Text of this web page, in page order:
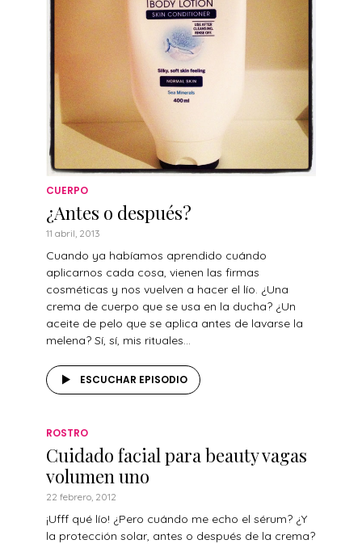
CUERPO
¿Antes o después?
11 abril, 2013
Cuando ya habíamos aprendido cuándo
aplicarnos cada cosa, vienen las firmas
cosméticas y nos vuelven a hacer el lío. ¿Una
crema de cuerpo que se usa en la ducha? ¿Un
aceite de pelo que se aplica antes de lavarse la
melena? Sí, sí, mis rituales...
ESCUCHAR EPISODIO
ROSTRO
Cuidado facial para beauty vagas
volumen uno
22 febrero, 2012
¡Ufff qué lío! ¿Pero cuándo me echo el sérum? ¿Y
la protección solar, antes o después de la crema?